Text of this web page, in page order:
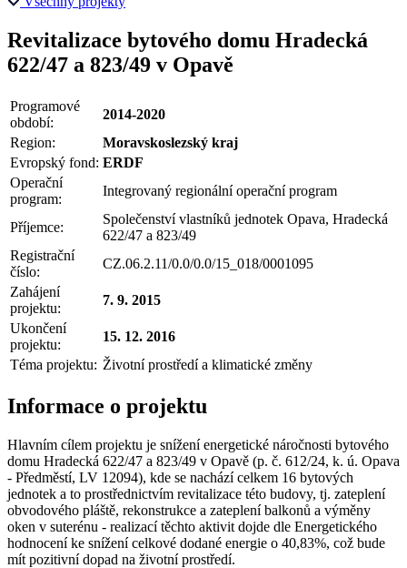
Revitalizace bytového domu Hradecká
622/47 a 823/49 v Opavě
Programové
období:
2014-2020
Region:
Moravskoslezský kraj
Evropský fond: ERDF
Operační
program:
Integrovaný regionální operační program
Příjemce:
Společenství vlastníků jednotek Opava, Hradecká
622/47 a 823/49
Registrační
číslo:
CZ.06.2.11/0.0/0.0/15_018/0001095
Zahájení
projektu:
7. 9. 2015
Ukončení
projektu:
15. 12. 2016
Téma projektu: Životní prostředí a klimatické změny
Informace o projektu
Hlavním cílem projektu je snížení energetické náročnosti bytového
domu Hradecká 622/47 a 823/49 v Opavě (p. č. 612/24, k. ú. Opava
- Předměstí, LV 12094), kde se nachází celkem 16 bytových
jednotek a to prostřednictvím revitalizace této budovy, tj. zateplení
obvodového pláště, rekonstrukce a zateplení balkonů a výměny
oken v suterénu - realizací těchto aktivit dojde dle Energetického
hodnocení ke snížení celkové dodané energie o 40,83%, což bude
mít pozitivní dopad na životní prostředí.